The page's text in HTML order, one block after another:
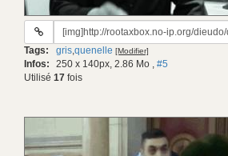
URL
gif:
Tags: gris,quenelle [Modifier]
Infos: 250 x 140px, 2.86 Mo , #5
Utilisé 17 fois